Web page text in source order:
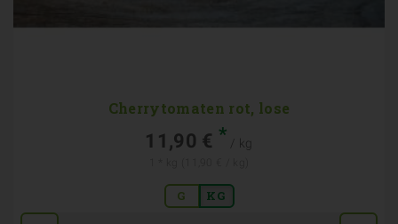
Cherrytomaten rot, lose
11,90 € * / kg
G KG